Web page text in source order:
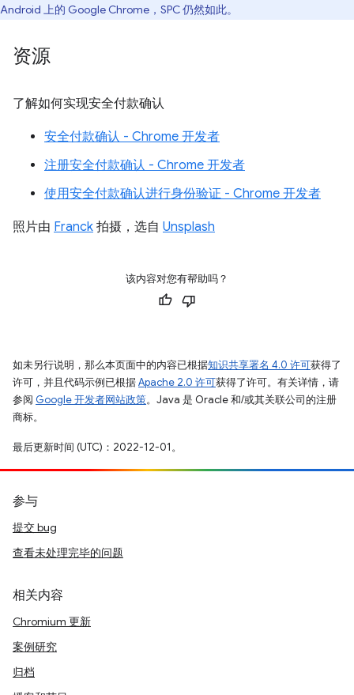
Android 上的 Google Chrome，SPC 仍然如此。
资源
了解如何实现安全付款确认
安全付款确认 - Chrome 开发者
注册安全付款确认 - Chrome 开发者
使用安全付款确认进行身份验证 - Chrome 开发者
照片由 Franck 拍摄，选自 Unsplash
该内容对您有帮助吗？
如未另行说明，那么本页面中的内容已根据知识共享署名 4.0 许可获得了
许可，并且代码示例已根据Apache 2.0 许可获得了许可。有关详情，请
参阅 Google 开发者网站政策。Java 是 Oracle 和/或其关联公司的注册
商标。
最后更新时间 (UTC)：2022-12-01。
参与
提交 bug
查看未处理完毕的问题
相关内容
Chromium 更新
案例研究
归档